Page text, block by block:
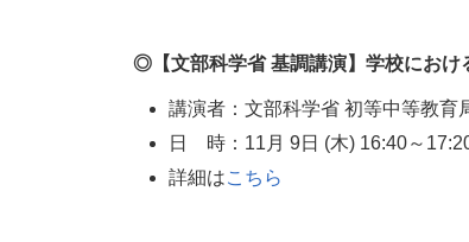
◎【文部科学省 基調講演】学校におけ
講演者：文部科学省 初等中等教
日 時：11月 9日 (木) 16:40～
詳細はこちら